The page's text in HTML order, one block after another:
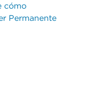
cómo
Permanente